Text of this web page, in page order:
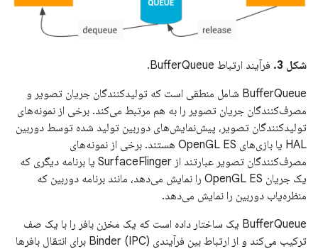
شکل 3.
فرآیند ارتباط BufferQueue.
BufferQueue شامل منطقی است که تولیدکنندگان جریان تصویر و
مصرف‌کنندگان جریان تصویر را به هم مرتبط می‌کند. برخی از نمونه‌های
تولیدکنندگان تصویر، پیش‌نمایش‌های دوربین تولید شده توسط دوربین
HAL یا بازی‌های OpenGL ES هستند. برخی از نمونه‌های
مصرف‌کنندگان تصویر عبارتند از SurfaceFlinger یا برنامه دیگری که
یک جریان OpenGL ES را نمایش می‌دهد، مانند برنامه دوربین که
منظره‌یاب دوربین را نمایش می‌دهد.
BufferQueue یک ساختار داده است که یک مخزن بافر را با یک صف
ترکیب می‌کند و از ارتباط بین فرآیندی Binder (IPC) برای انتقال بافرها